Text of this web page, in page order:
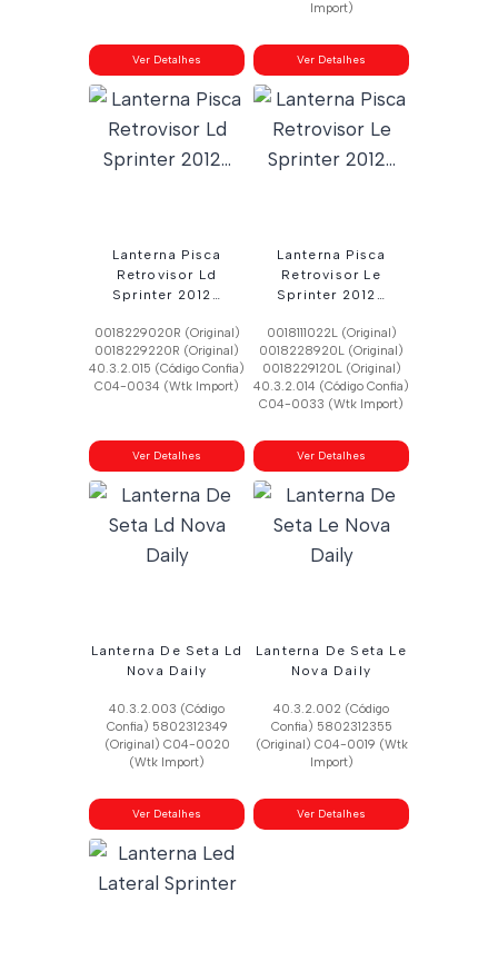
Ver Detalhes
Import)
Ver Detalhes
Lanterna Pisca
Retrovisor Ld
Sprinter 2012…
0018229020R (Original)
0018229220R (Original)
40.3.2.015 (Código Confia)
C04-0034 (Wtk Import)
Ver Detalhes
Lanterna Pisca
Retrovisor Le
Sprinter 2012…
0018111022L (Original)
0018228920L (Original)
0018229120L (Original)
40.3.2.014 (Código Confia)
C04-0033 (Wtk Import)
Ver Detalhes
Lanterna De Seta Ld
Nova Daily
40.3.2.003 (Código
Confia) 5802312349
(Original) C04-0020
(Wtk Import)
Ver Detalhes
Lanterna De Seta Le
Nova Daily
40.3.2.002 (Código
Confia) 5802312355
(Original) C04-0019 (Wtk
Import)
Ver Detalhes